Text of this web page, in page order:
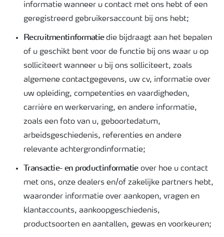
informatie wanneer u contact met ons hebt of een
geregistreerd gebruikersaccount bij ons hebt;
Recruitmentinformatiedie bijdraagt aan het bepalen
of u geschikt bent voor de functie bij ons waar u op
solliciteert wanneer u bij ons solliciteert, zoals
algemene contactgegevens, uw cv, informatie over
uw opleiding, competenties en vaardigheden,
carrière en werkervaring, en andere informatie,
zoals een foto van u, geboortedatum,
arbeidsgeschiedenis, referenties en andere
relevante achtergrondinformatie;
Transactie- en productinformatieover hoe u contact
met ons, onze dealers en/of zakelijke partners hebt,
waaronder informatie over aankopen, vragen en
klantaccounts, aankoopgeschiedenis,
productsoorten en aantallen, gewas en voorkeuren;